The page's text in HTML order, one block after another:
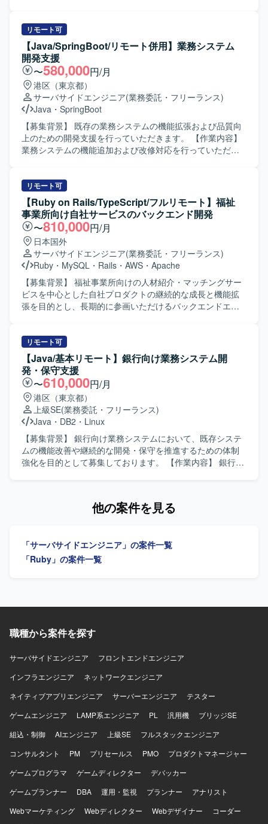
組んでいただける方が望ましいです。 【ポジションの魅
力】 フロントエンドからバックエンドまで一気通貫で関わ
ることができ、大規模なDX支援案件において技術面での意
思決定や品質向上に大きな裁量を持って携わることができ
ます。直取引案件において、ビジネス側との距離が近い環
境で開発をリードできる点も魅力です。モダンな技術スタ
ックや開発プロセスの整備にも主体的に関与していただけ
ます。 【開発環境】 言語はRuby、PHP、JavaScript、
TypeScriptを利用しております。フレームワークはRuby on
Rails、Laravel、React、Vue.jsを使用しております。イン
フラ・データベースにはAWS、MySQL、PostgreSQL、
ティングや問い合わせ対応、Webアプリケーション
（Rails、Laravel、Spring）向けサーバー構築をTerraform
を用いたIaCで実施していただきます。また、AWSクロスア
カウント環境におけるネットワーク構築をTerraformで行
い、クラウドおよびオンプレミス環境のセキュリティ監視
と防御体制の設計・構築・運用を行っていただきます。加
えて、MTGへの参加、ドキュメント作成・レビュー、チケ
ットワークなど付随業務にも対応していただきます。 【求
める人物像】 クラウドネイティブなインフラ構築に主体的
に取り組み、IaCやコンテナ技術などモダンな技術の習得に
前向きな方を求めています。チームの一員としてコミュニ
較的大規模なクラウドネイティブなインフラやネットワー
クの構築をチームの一員として経験でき、実践的なプロジ
ェクトに関わりながらスキルを深めることができます。ク
ラウドシフトやクラウドリフトを推進する環境で、IaCを活
用したコンテナ化に取り組み、モダンな技術スタックを実
務で習得できます。将来的には不動産テック分野でのデー
タパイプライン構築や分析基盤へのデータ集約など、機械
学習やAI関連プロジェクトに関わる機会も想定されていま
す。 【開発環境】 AWSを中心としたクラウドインフラ上
で、TerraformやCloudFormationなどのIaCツール、Ansible
やPuppetなどの構成管理ツール、Dockerおよびコンテナ関
リモート可
【Java/SpringBoot/リモート併用】業務システム
開発支援
〜580,000円/月
港区（東京都）
サーバサイドエンジニア(業務委託・フリーランス)
Java ・ SpringBoot
【募集背景】 既存の業務システムの機能拡張および品質向
上のための開発支援を行っていただきます。 【作業内容】
業務システムの機能追加および改修対応を行っていただき
ただきます。各種レビューやドキュメント作成も対応して
いただきます。 【求める人物像】 開発経験が豊富で周囲と
円滑にコミュニケーションを取りながら主体的に動いてい
ただける方を求めています。既存システムの仕様を理解し
ながら改善提案を行っていただける方が望ましいです。
【ポジションの魅力】 基本設計からテストまで一貫して担
当できるため、上流から下流まで幅広い工程の経験を積む
ことができます。既存システムの機能追加や改善を通じて
業務知識と技術力の両面を高めていただけます。 【開発環
境】 Java、Spring Boot、SQL、AWS、Gitなどを用いた
Webシステム開発環境になります。
リモート可
【Ruby on Rails/TypeScript/フルリモート】福祉
事業所向け自社サービスのバックエンド開発
〜810,000円/月
日本国外
サーバサイドエンジニア(業務委託・フリーランス)
Ruby ・ MySQL ・ Rails ・ AWS ・ Apache
【募集背景】 福祉事業所向けの人材紹介・マッチングサー
ビスを中心とした自社プロダクトの継続的な成長と機能拡
張を目的とし、長期的に参画いただけるバックエンドエン
開発をご担当いただきます。人材紹介・マッチングサービ
スの開発チームに所属し、インターネットサービスの顧客
価値向上を目的とした開発や、社内基幹業務システムの業
務生産性向上のための開発など、多岐にわたる開発案件に
携わっていただきます。 5年近い歴史のあるプロダクトのた
め、既存の開発基盤や組織風土をキャッチアップいただき
つつ、プロダクト開発に参画していただきます。 フルサイ
クル型のプロダクト開発現場として、数人月単位のプロジ
ェクトにおける要件定義〜設計〜実装〜テストまでの各工
程を、計画策定から一貫してご担当いただきます。 また、
アーキテクチャ選定やパフォーマンス改善などの技術的な
長期的に参画いただける方を求めております。複数のエン
大切にし、自発的に周囲と連携しながら課題解決に取り組
める方にマッチいたします。 明確なアーキテクチャが存在
の対応策といった思考プロセスまで踏み込んで考えられる
小規模案件が多く、事業やプロダクトへの理解を深めなが
ら、継続的な改善や機能追加を通じてユーザー価値の向上
に直接貢献できるポジションです。フルサイクルで開発工
程を担当できるため、要件定義から実装・テストまで一貫
した経験を積むことができ、アーキテクチャ選定やパフォ
とができます。若手メンバーの多いチームを率いる経験を
通じて、技術的リードやチームビルディングのスキルも磨
Ruby on Railsを中心とし、フロントエンドには
TypeScript、React.js、Jest、CodeceptJS、Playwright、
Storybookなどを活用しております。インフラは
AWS（ALB、Fargate、Aurora、S3、Lambda、
り、Dockerを使用したコンテナ環境で運用しております。
データベースはMySQL、Redis、Elasticsearchを利用し、
リモート可
【Java/基本リモート】銀行向け業務システム開
発・保守支援
〜610,000円/月
港区（東京都）
上級SE(業務委託・フリーランス)
Java ・ DB2 ・ Linux
【募集背景】 銀行向け業務システムにおいて、既存システ
ムの機能改善や継続的な開発・保守を推進するための体制
強化を目的として募集しております。 【作業内容】 銀行向
ます。調査・設計工程の比率が比較的高く、システム理解
率化を図っていただきます。 【求める人物像】 自ら調査や
情報整理を行い、主体的に業務を推進していただける方を
の比率が高いため、業務理解やシステム理解を深めながら
した調査・設計・コーディングの効率化に取り組めるた
め、新しい技術への知見も広げていただけます。 【開発環
境】 Java / Linux / DB2 / 生成AIツールを利用して開発・保
守を行っていただきます。
他の案件を見る
「サーバサイドエンジニア」の案件一覧
「Ruby」の案件一覧
職種から案件を探す
サーバサイドエンジニア
フロントエンドエンジニア
インフラエンジニア
ネットワークエンジニア
ネイティブアプリエンジニア
サーバーエンジニア
テスター
ゲームエンジニア
LAMP系エンジニア PL 汎用機
ブリッジSE
組込・制御
AIエンジニア 上級SE
フルスタックエンジニア
コンサルタント
PM プリセールス PMO
プロダクトマネージャー
ゲームプログラマ
ゲームディレクター
デバッカー
ゲームプランナー
DBA 運用・監視 プランナー
アナリスト
Webマーケティング
Webディレクター Webデザイナー
コーダー